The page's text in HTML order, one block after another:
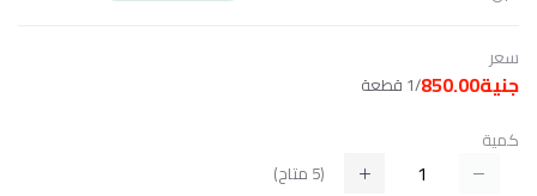
سعر
جنية850.00 /1 قطعة
كمية
(
5 متاح)